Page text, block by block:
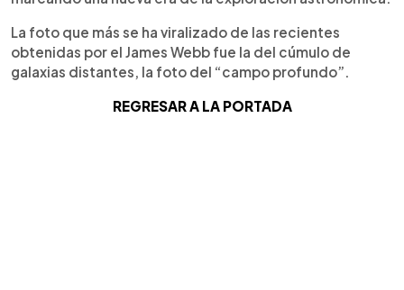
La foto que más se ha viralizado de las recientes
obtenidas por el James Webb fue la del cúmulo de
galaxias distantes, la foto del “campo profundo”.
REGRESAR A LA PORTADA